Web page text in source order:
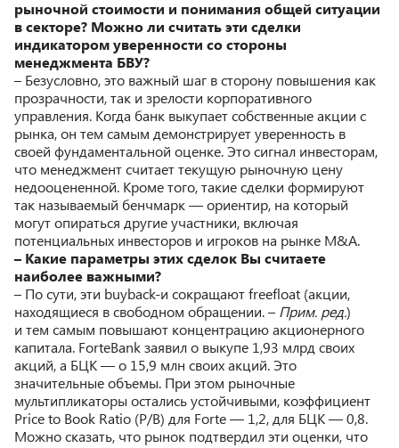
рыночной стоимости и понимания общей ситуации
в секторе? Можно ли считать эти сделки
индикатором уверенности со стороны
менеджмента БВУ?
– Безусловно, это важный шаг в сторону повышения как
прозрачности, так и зрелости корпоративного
управления. Когда банк выкупает собственные акции с
рынка, он тем самым демонстрирует уверенность в
своей фундаментальной оценке. Это сигнал инвесторам,
что менеджмент считает текущую рыночную цену
недооцененной. Кроме того, такие сделки формируют
так называемый бенчмарк — ориентир, на который
могут опираться другие участники, включая
потенциальных инвесторов и игроков на рынке M&A.
– Какие параметры этих сделок Вы считаете
наиболее важными?
– По сути, эти buyback-и сокращают freefloat (акции,
находящиеся в свободном обращении. – Прим. ред.)
и тем самым повышают концентрацию акционерного
капитала. ForteBank заявил о выкупе 1,93 млрд своих
акций, а БЦК — о 15,9 млн своих акций. Это
значительные объемы. При этом рыночные
мультипликаторы остались устойчивыми, коэффициент
Price to Book Ratio (P/B) для Forte — 1,2, для БЦК — 0,8.
Можно сказать, что рынок подтвердил эти оценки, что